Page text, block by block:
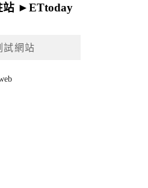
站 ►ETtoday
試網站